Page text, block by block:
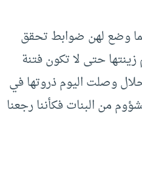
وضع لهن ضوابط تحقق
حتى لا تكون فتنة
وصلت اليوم ذروتها في
من البنات فكأننا رجعنا